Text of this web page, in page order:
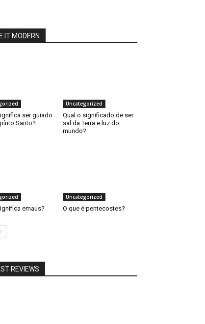
IT MODERN
ser guiado
Santo?
Uncategorized
Qual o significado de ser
sal da Terra e luz do
mundo?
emaús?
Uncategorized
O que é pentecostes?
REVIEWS